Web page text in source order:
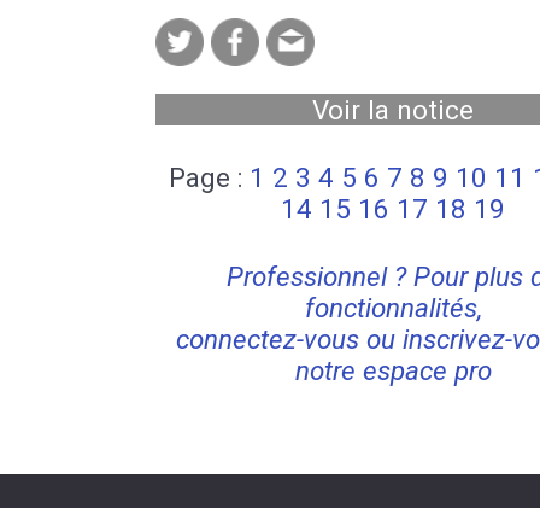
Voir la notice
Page : 1 2 3 4 5 6 7 8 9 10 11
14 15 16 17 18 19
Professionnel ? Pour plus
fonctionnalités,
connectez-vous ou inscrivez-
notre espace pro